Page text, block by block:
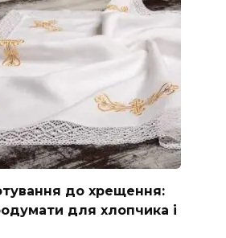
до хрещення:
для хлопчика і